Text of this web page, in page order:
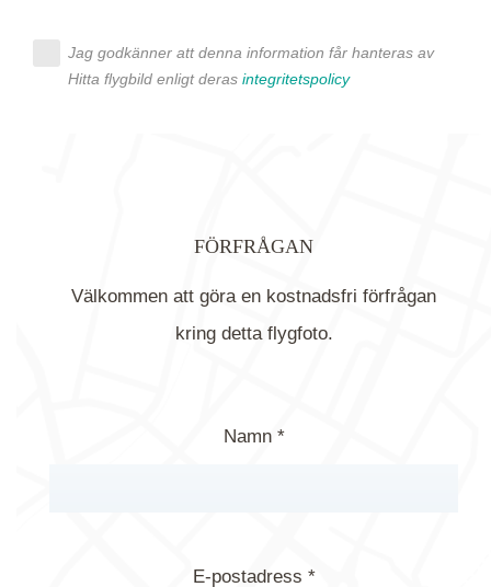
Jag godkänner att denna information får hanteras av
Hitta flygbild enligt deras integritetspolicy
FÖRFRÅGAN
Välkommen att göra en kostnadsfri förfrågan
kring detta flygfoto.
Namn *
E-postadress *